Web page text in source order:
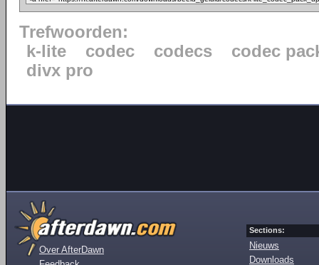
Trefwoorden:
k-lite
codec codecs
codec
divx pro
Over AfterDawn
Sections:
Nieuws
Downloads